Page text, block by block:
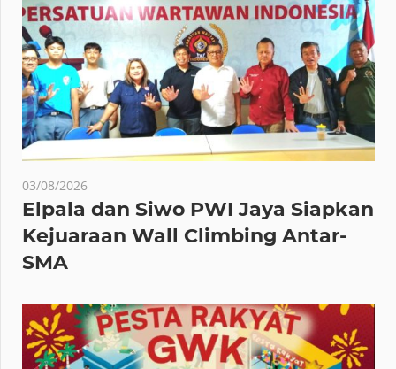
03/08/2026
Elpala dan Siwo PWI Jaya Siapkan
Kejuaraan Wall Climbing Antar-
SMA